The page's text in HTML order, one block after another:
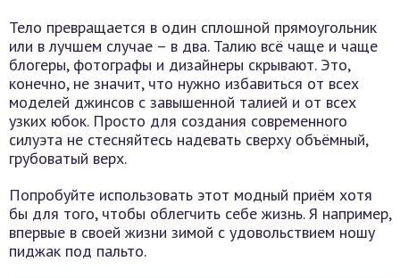
Тело превращается в один сплошной прямоугольник
или в лучшем случае – в два. Талию всё чаще и чаще
блогеры, фотографы и дизайнеры скрывают. Это,
конечно, не значит, что нужно избавиться от всех
моделей джинсов с завышенной талией и от всех
узких юбок. Просто для создания современного
силуэта не стесняйтесь надевать сверху объёмный,
грубоватый верх.
Попробуйте использовать этот модный приём хотя
бы для того, чтобы облегчить себе жизнь. Я например,
впервые в своей жизни зимой с удовольствием ношу
пиджак под пальто.